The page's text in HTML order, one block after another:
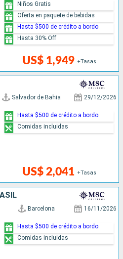
US$ 1,949 +Tasas
Niños Gratis
Oferta en paquete de bebidas
Hasta $500 de crédito a bordo
Hasta 30% Off
Salvador de Bahia 29/12/2026
US$ 2,041 +Tasas
Hasta $500 de crédito a bordo
Comidas incluidas
Barcelona 16/11/2026
Hasta $500 de crédito a bordo
Comidas incluidas